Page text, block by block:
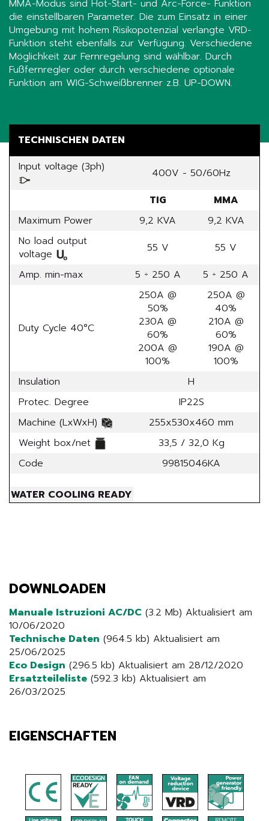
MMA-Modus sind Hot-Start- und Arc-Force- Funktion
die einstellbaren Parameter. Die zum Einsatz in einer
Umgebung mit hohem Risikopotenzial verlangte VRD-
Funktion steht ebenfalls zur Verfügung. Verschiedene
Möglichkeit zur Fernregelung sind wählbar. Durch
Fußfernregler oder durch verschiedene optionale
Funktion am WIG-Schweißbrenner z.B. UP-DOWN.
TECHNISCHEN DATEN
Input voltage (3ph)
400V - 50/60Hz
TIG
MMA
Maximum Power
9,2 KVA
9,2 KVA
No load output
voltage
55 V
55 V
Amp. min-max
5 ÷ 250 A 5 ÷ 250 A
Duty Cycle 40°C
250A @
50%
230A @
60%
200A @
100%
250A @
40%
210A @
60%
190A @
100%
Insulation
H
Protec. Degree
IP22S
Machine (LxWxH)
255x530x460 mm
Weight box/net
33,5 / 32,0 Kg
Code
99815046KA
WATER COOLING READY
DOWNLOADEN
Manuale Istruzioni AC/DC (3.2 Mb) Aktualisiert am
10/06/2020
Technische Daten (964.5 kb) Aktualisiert am
25/06/2025
Eco Design (296.5 kb) Aktualisiert am 28/12/2020
Ersatzteileliste (592.3 kb) Aktualisiert am
26/03/2025
EIGENSCHAFTEN